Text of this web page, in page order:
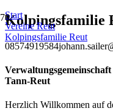
Start
Vereine Reut
Kolpingsfamilie Reut
Kolpingsfamilie
08574919584
Verwaltungsgemeinschaft
Tann-Reut
Herzlich Willkommen auf